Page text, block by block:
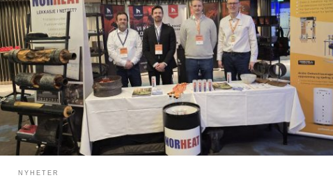
Norheat stilte opp på Urban energi 2026, sammen med en representant fra Gebwell. Vi hadde
sentralt midt i messehallen og delte ut energidrikk, brosjyrer, visittkort og diverse merch. Vi
mange blide og engasjerte fjernvarme representanter, fra alle sider av bransjen. Alt i alt var
meget positiv […]
NYHETER